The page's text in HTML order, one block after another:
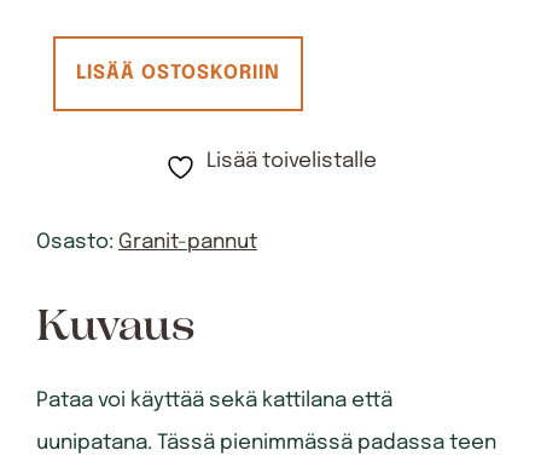
Saucepan
LISÄÄ OSTOSKORIIN
Lisää toivelistalle
Osasto: Granit-pannut
Kuvaus
Pataa voi käyttää sekä kattilana että
uunipatana. Tässä pienimmässä padassa teen